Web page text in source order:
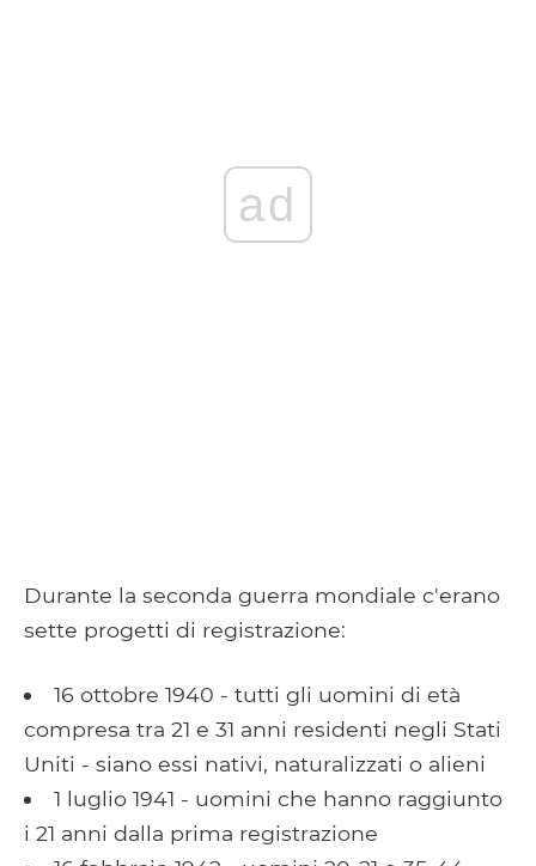
ad
Durante la seconda guerra mondiale c'erano
sette progetti di registrazione:
16 ottobre 1940 - tutti gli uomini di età
compresa tra 21 e 31 anni residenti negli Stati
Uniti - siano essi nativi, naturalizzati o alieni
1 luglio 1941 - uomini che hanno raggiunto
i 21 anni dalla prima registrazione